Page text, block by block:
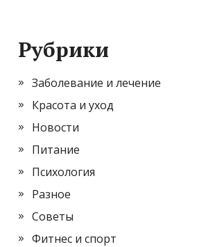
Рубрики
Заболевание и лечение
Красота и уход
Новости
Питание
Психология
Разное
Советы
Фитнес и спорт